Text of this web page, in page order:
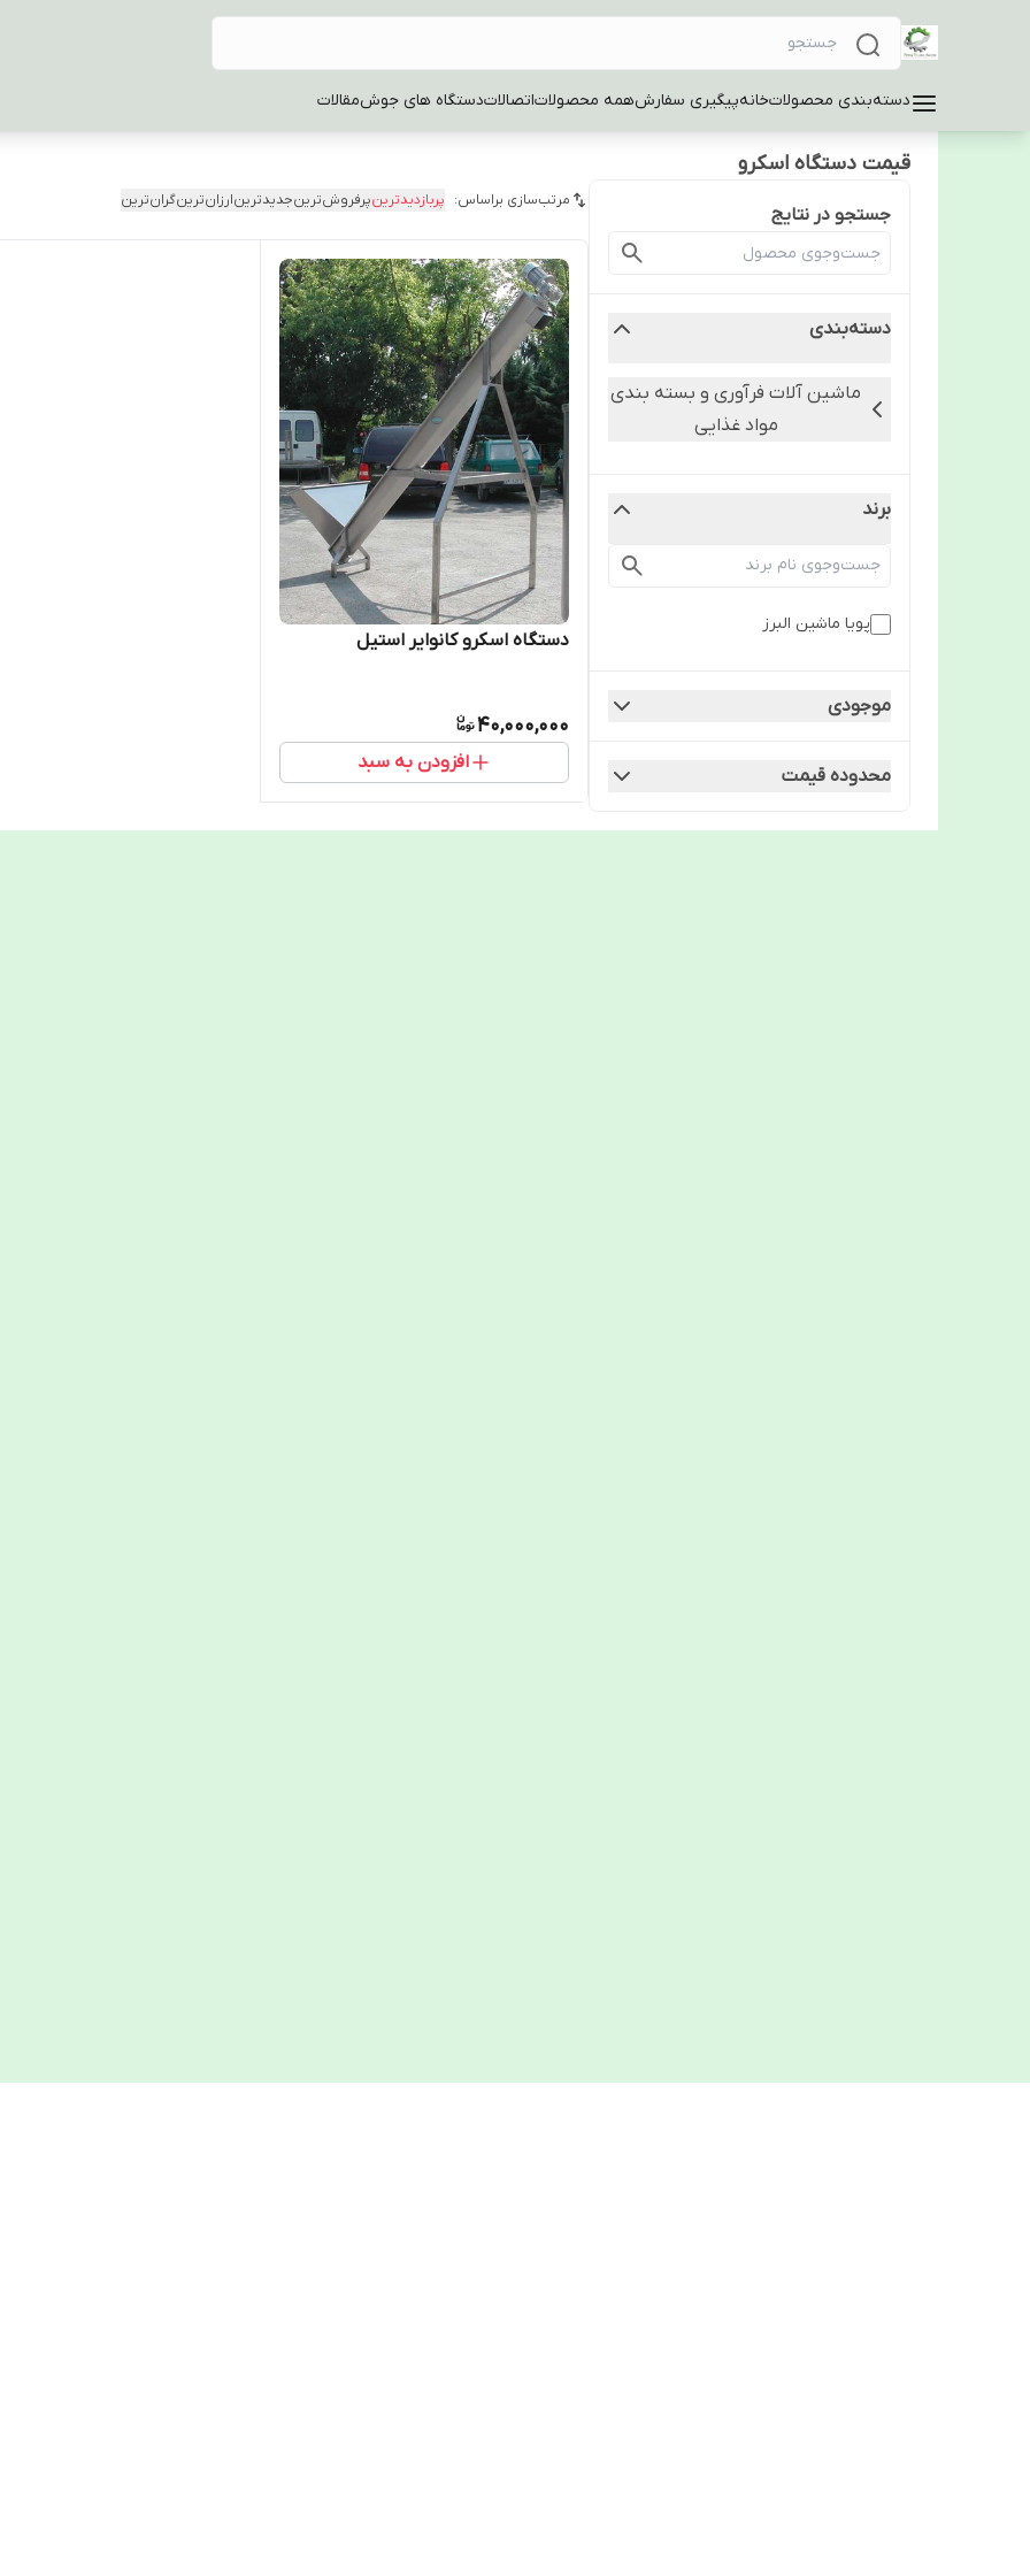
دسته‌بندی محصولاتخانهپیگیری سفارشهمه محصولاتاتصالاتدستگاه های جوشمقالات
قیمت دستگاه اسکرو
جستجو در نتایج
دسته‌بندی
ماشین آلات فرآوری و بسته بندی
مواد غذایی
برند
پویا ماشین البرز
موجودی
محدوده قیمت
مرتب‌سازی براساس: پربازدیدترینپرفروش‌ترینجدیدترینارزان‌ترینگران‌ترین
دستگاه اسکرو کانوایر استیل
40,000,000
افزودن به سبد